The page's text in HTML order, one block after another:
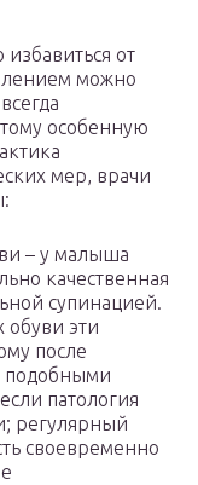
от
можно
особенную
мер, врачи
– у малыша
качественная
супинацией.
обуви эти
после
подобными
патология
регулярный
своевременно